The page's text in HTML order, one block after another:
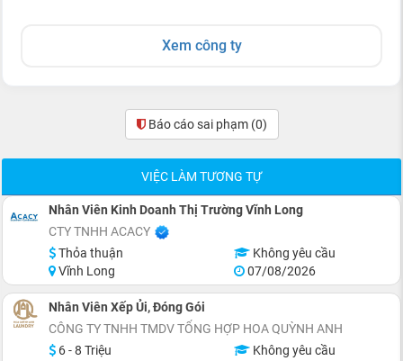
Xem công ty
Báo cáo sai phạm (0)
VIỆC LÀM TƯƠNG TỰ
Nhân Viên Kinh Doanh Thị Trường Vĩnh Long
CTY TNHH ACACY
Thỏa thuận
Không yêu cầu
Vĩnh Long
07/08/2026
Nhân Viên Xếp Ủi, Đóng Gói
CÔNG TY TNHH TMDV TỔNG HỢP HOA QUỲNH ANH
6 - 8 Triệu
Không yêu cầu